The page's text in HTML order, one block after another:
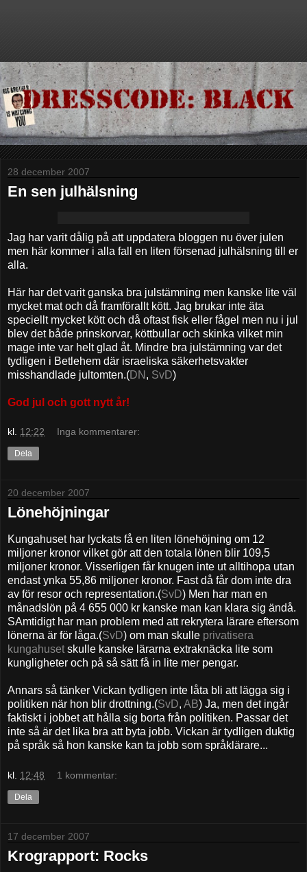
28 december 2007
En sen julhälsning
Jag har varit dålig på att uppdatera bloggen nu över julen
men här kommer i alla fall en liten försenad julhälsning till er
alla.
Här har det varit ganska bra julstämning men kanske lite väl
mycket mat och då framförallt kött. Jag brukar inte äta
speciellt mycket kött och då oftast fisk eller fågel men nu i jul
blev det både prinskorvar, köttbullar och skinka vilket min
mage inte var helt glad åt. Mindre bra julstämning var det
tydligen i Betlehem där israeliska säkerhetsvakter
misshandlade jultomten.(DN , SvD)
God jul och gott nytt år!
kl. 12:22 Inga kommentarer:
Dela
20 december 2007
Lönehöjningar
Kungahuset har lyckats få en liten lönehöjning om 12
miljoner kronor vilket gör att den totala lönen blir 109,5
miljoner kronor. Visserligen får knugen inte ut alltihopa utan
endast ynka 55,86 miljoner kronor. Fast då får dom inte dra
av för resor och representation.(SvD) Men har man en
månadslön på 4 655 000 kr kanske man kan klara sig ändå.
SAmtidigt har man problem med att rekrytera lärare eftersom
lönerna är för låga.(SvD) om man skulle privatisera
kungahuset skulle kanske lärarna extraknäcka lite som
kungligheter och på så sätt få in lite mer pengar.
Annars så tänker Vickan tydligen inte låta bli att lägga sig i
politiken när hon blir drottning.(SvD, AB) Ja, men det ingår
faktiskt i jobbet att hålla sig borta från politiken. Passar det
inte så är det lika bra att byta jobb. Vickan är tydligen duktig
på språk så hon kanske kan ta jobb som språklärare...
kl. 12:48 1 kommentar:
Dela
17 december 2007
Krograpport: Rocks